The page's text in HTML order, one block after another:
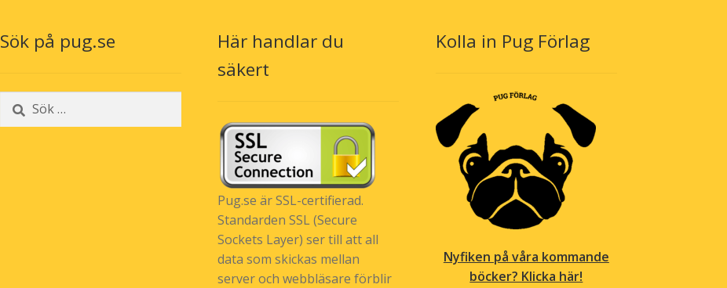
Sök på pug.se
Sök
efter:
Här handlar du
säkert
Pug.se är SSL-certifierad.
Standarden SSL (Secure
Sockets Layer) ser till att all
data som skickas mellan
server och webbläsare förblir
Kolla in Pug Förlag
Nyfiken på våra kommande
böcker? Klicka här!